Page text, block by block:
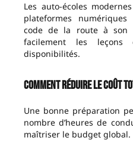
Les auto-écoles
plateformes
code de la route à son
facilement les
disponibilités.
Comment réduire le coût
Une bonne préparation
nombre d’heures de
maîtriser le budget global.